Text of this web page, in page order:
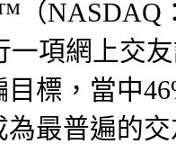
（NASDAQ
一項網上交
標，當中
為最普遍的